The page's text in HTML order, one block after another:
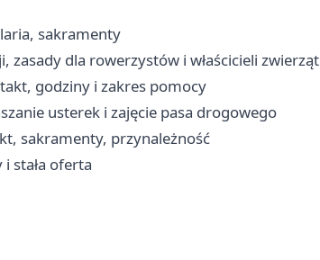
sakramenty
zasady dla rowerzystów i właścicieli zwierząt
godziny i zakres pomocy
usterek i zajęcie pasa drogowego
sakramenty, przynależność
stała oferta